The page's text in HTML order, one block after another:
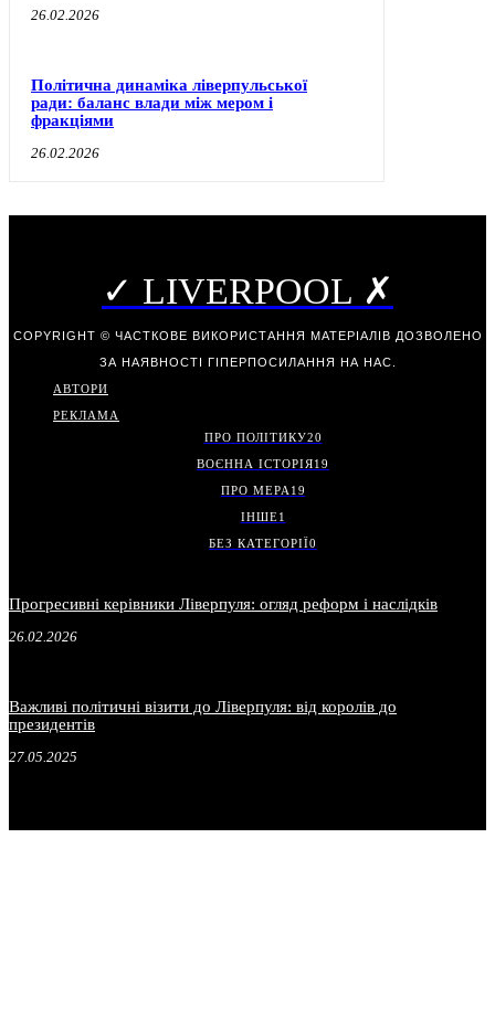
26.02.2026
Політична динаміка ліверпульської
ради: баланс влади між мером і
фракціями
26.02.2026
✓ LIVERPOOL ✗
COPYRIGHT © ЧАСТКОВЕ ВИКОРИСТАННЯ МАТЕРІАЛІВ ДОЗВОЛЕНО
ЗА НАЯВНОСТІ ГІПЕРПОСИЛАННЯ НА НАС.
АВТОРИ
РЕКЛАМА
ПРО ПОЛІТИКУ20
ВОЄННА ІСТОРІЯ19
ПРО МЕРА 19
ІНШЕ1
БЕЗ КАТЕГОРІЇ0
Прогресивні керівники Ліверпуля: огляд реформ і наслідків
26.02.2026
Важливі політичні візити до Ліверпуля: від королів до
президентів
27.05.2025